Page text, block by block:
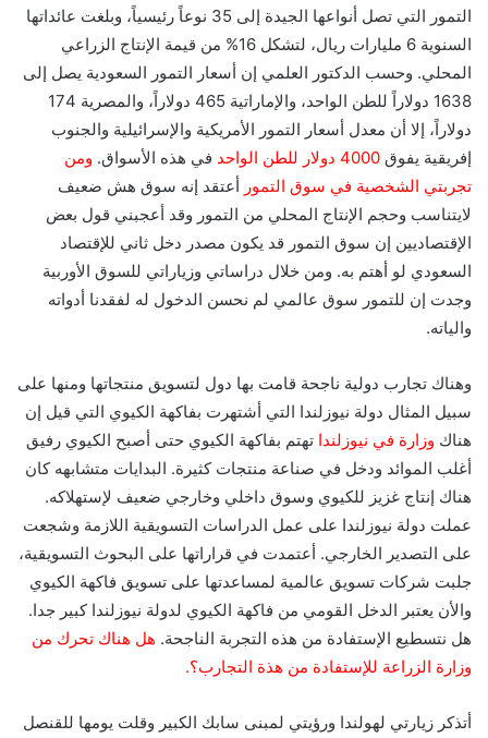
التمور التي تصل أنواعها الجيدة إلى 35 نوعاً رئيسياً، وبلغت عائداتها
السنوية 6 مليارات ريال، لتشكل 16% من قيمة الإنتاج الزراعي
المحلي. وحسب الدكتور العلمي إن أسعار التمور السعودية يصل إلى
1638 دولاراً للطن الواحد، والإماراتية 465 دولاراً، والمصرية 174
دولاراً، إلا أن معدل أسعار التمور الأمريكية والإسرائيلية والجنوب
إفريقية يفوق
في هذه الأسواق. ومن
تجربتي الشخصية في سوق التمور أعتقد إنه سوق هش ضعيف
لايتناسب وحجم الإنتاج المحلي من التمور وقد أعجبني قول بعض
الإقتصاديين إن سوق التمور قد يكون مصدر دخل ثاني للإقتصاد
السعودي لو أهتم به. ومن خلال دراساتي وزياراتي للسوق الأوربية
وجدت إن للتمور سوق عالمي لم نحسن الدخول له لفقدنا أدواته
والياته.
وهناك تجارب دولية ناجحة قامت بها دول لتسويق منتجاتها ومنها على
سبيل المثال دولة نيوزلندا التي أشتهرت بفاكهة الكيوي التي قيل إن
هناك وزارة في نيوزلندا تهتم بفاكهة الكيوي حتى أصبح الكيوي رفيق
أغلب الموائد ودخل في صناعة منتجات كثيرة. البدايات متشابهه كان
هناك إنتاج غزيز للكيوي وسوق داخلي وخارجي ضعيف لإستهلاكه.
عملت دولة نيوزلندا على عمل الدراسات التسويقية اللازمة وشجعت
على التصدير الخارجي. أعتمدت في قراراتها على البحوث التسويقية،
جلبت شركات تسويق عالمية لمساعدتها على تسويق فاكهة الكيوي
والأن يعتبر الدخل القومي من فاكهة الكيوي لدولة نيوزلندا كبير جدا.
هل نتسطيع الإستفادة من هذه التجربة الناجحة. هل هناك تحرك من
وزارة الزراعة للإستفادة من هذة التجارب؟.
أتذكر زيارتي لهولندا ورؤيتي لمبنى سابك الكبير وقلت يومها للقنصل